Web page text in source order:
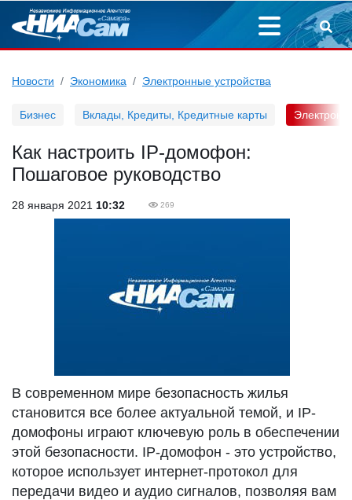
Новости Экономика Электронные устройства
Бизнес Вклады, Кредиты, Кредитные карты
Как настроить IP-домофон:
Пошаговое руководство
28 января 2021 10:32 269
В современном мире безопасность жилья
становится все более актуальной темой, и IP-
домофоны играют ключевую роль в обеспечении
этой безопасности. IP-домофон - это устройство,
которое использует интернет-протокол для
передачи видео и аудио сигналов, позволяя вам